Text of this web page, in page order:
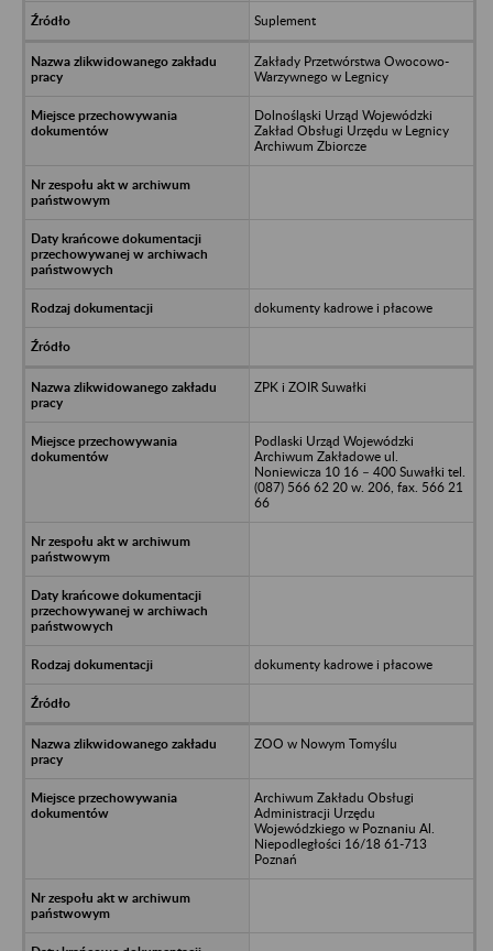
Suplement
Zakłady Przetwórstwa Owocowo-
Warzywnego w Legnicy
Dolnośląski Urząd Wojewódzki
Zakład Obsługi Urzędu w Legnicy
Archiwum Zbiorcze
dokumenty kadrowe i płacowe
ZPK i ZOIR Suwałki
Podlaski Urząd Wojewódzki
Archiwum Zakładowe ul.
Noniewicza 10 16 – 400 Suwałki tel.
(087) 566 62 20 w. 206, fax. 566 21
66
dokumenty kadrowe i płacowe
ZOO w Nowym Tomyślu
Archiwum Zakładu Obsługi
Administracji Urzędu
Wojewódzkiego w Poznaniu Al.
Niepodległości 16/18 61-713
Poznań